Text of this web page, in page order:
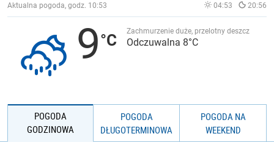
JAKOŚĆ POWIETRZA
Aktualna pogoda, godz. 10:53 04:53 20:56
9 Zachmurzenie duże, przelotny deszcz
Odczuwalna 8°C
POGODA
GODZINOWA
POGODA
DŁUGOTERMINOWA
POGODA NA
WEEKEND